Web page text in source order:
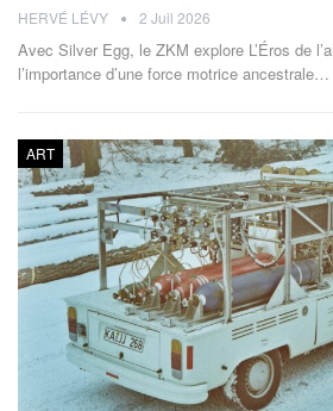
HERVÉ LÉVY 2 Juil 2026
Avec Silver Egg, le ZKM explore L’Éros de
l’importance d’une force motrice ancestrale…
ART